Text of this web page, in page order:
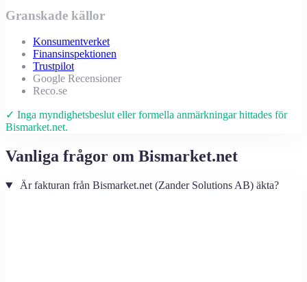
Granskade källor
Konsumentverket
Finansinspektionen
Trustpilot
Google Recensioner
Reco.se
✓ Inga myndighetsbeslut eller formella anmärkningar hittades för
Bismarket.net.
Vanliga frågor om Bismarket.net
Är fakturan från Bismarket.net (Zander Solutions AB) äkta?